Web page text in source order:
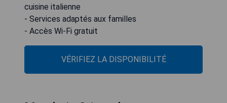
cuisine italienne
- Services adaptés aux familles
- Accès Wi-Fi gratuit
VÉRIFIEZ LA DISPONIBILITÉ